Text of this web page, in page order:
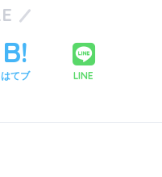
はてブ LINE